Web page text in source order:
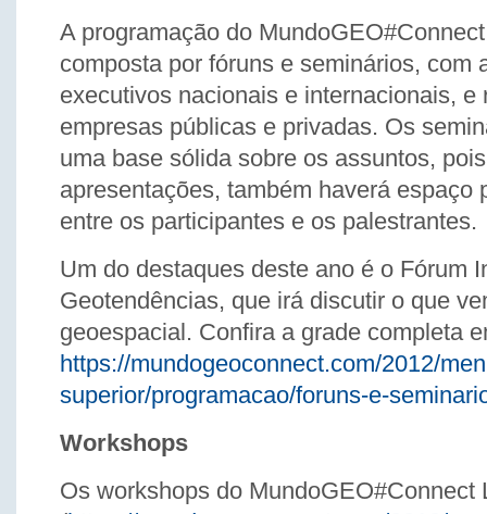
A programação do
composta por fóruns e seminários, com
executivos nacionais e internacionais, e
empresas públicas e privadas. Os
uma base sólida sobre os assuntos,
apresentações, também haverá espaço
entre os participantes e os palestrantes.
Um do destaques deste ano é o Fórum
Geotendências, que irá discutir o que
geoespacial. Confira a grade completa
https://mundogeoconnect.com/2012/
superior/programacao/foruns-e-
Workshops
Os workshops do MundoGEO#Connect